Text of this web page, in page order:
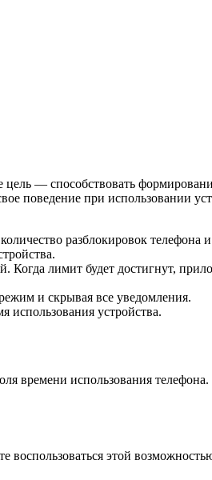
цель — способствовать
поведение при использовании
разблокировок телефона
лимит будет достигнут,
и скрывая все уведомления.
использования устройства.
времени использования
этой